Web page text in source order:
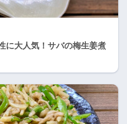
に大人気！サバの梅生姜煮